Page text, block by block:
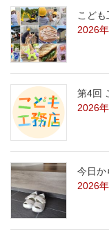
こど
2026
第4回
2026
今日か
2026